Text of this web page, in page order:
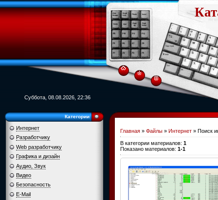
Суббота, 08.08.2026, 22:36
Категории
Интернет
Разработчику
Web разработчику
Графика и дизайн
Аудио, Звук
Видео
Безопасность
E-Mail
Главная » Файлы » Интернет » Поиск
В категории материалов: 1
Показано материалов: 1-1